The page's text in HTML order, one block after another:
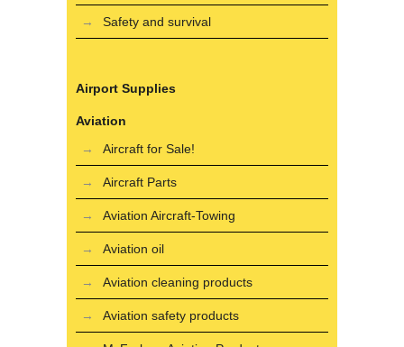
Safety and survival
Airport Supplies
Aviation
Aircraft for Sale!
Aircraft Parts
Aviation Aircraft-Towing
Aviation oil
Aviation cleaning products
Aviation safety products